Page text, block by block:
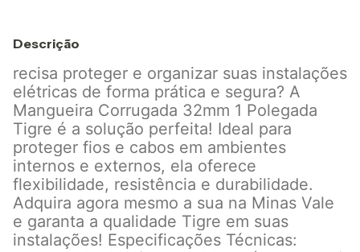
Descrição
recisa proteger e organizar suas instalações
elétricas de forma prática e segura? A
Mangueira Corrugada 32mm 1 Polegada
Tigre é a solução perfeita! Ideal para
proteger fios e cabos em ambientes
internos e externos, ela oferece
flexibilidade, resistência e durabilidade.
Adquira agora mesmo a sua na Minas Vale
e garanta a qualidade Tigre em suas
instalações! Especificações Técnicas: